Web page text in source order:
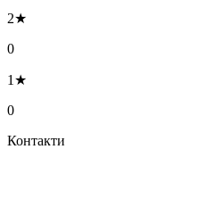
2★
0
1★
0
Контакти